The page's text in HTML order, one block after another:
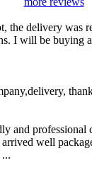
the delivery was
I will be buying
and professional
well